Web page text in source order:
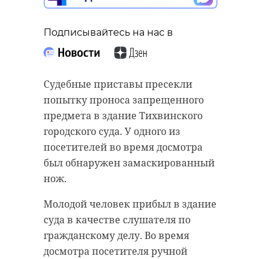
Подписывайтесь на нас в
Судебные приставы пресекли
попытку проноса запрещенного
предмета в здание Тихвинского
городского суда. У одного из
посетителей во время досмотра
был обнаружен замаскированный
нож.
Молодой человек прибыл в здание
суда в качестве слушателя по
гражданскому делу. Во время
досмотра посетителя ручной